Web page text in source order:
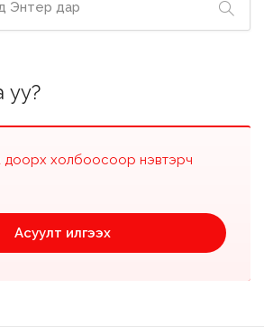
уу?
доорх холбоосоор нэвтэрч
Асуулт илгээх